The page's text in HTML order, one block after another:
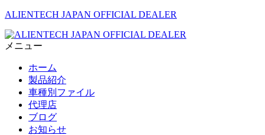
ALIENTECH JAPAN OFFICIAL DEALER
メニュー
ホーム
製品紹介
車種別ファイル
代理店
ブログ
お知らせ